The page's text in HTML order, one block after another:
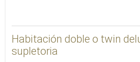
Habitación doble o twin
supletoria